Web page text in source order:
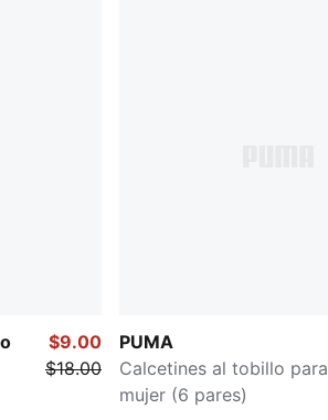
$9.00
$18.00
PUMA
Calcetines al tobillo para
mujer (6 pares)